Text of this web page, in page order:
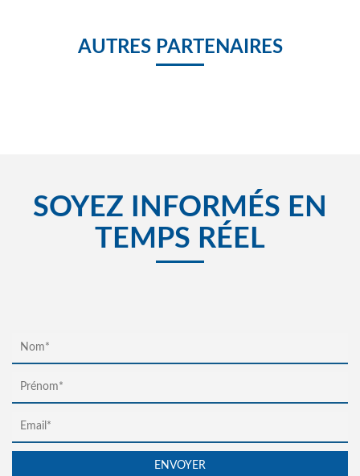
AUTRES PARTENAIRES
SOYEZ INFORMÉS EN
TEMPS RÉEL